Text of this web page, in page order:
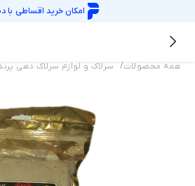
امکان خرید اقساطی با
همه محصولات/ سرلاک و لوازم سرلاک دهی